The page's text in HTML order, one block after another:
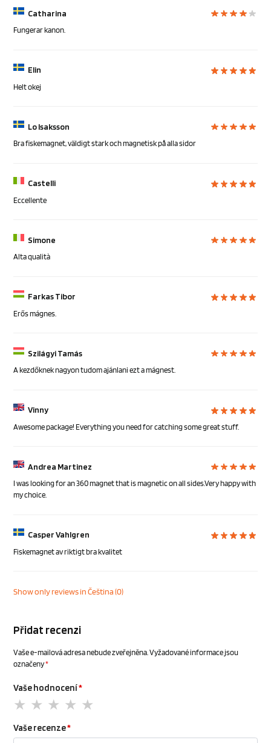
Catharina
Fungerar kanon.
Elin
Helt okej
Lo Isaksson
Bra fiskemagnet, väldigt stark och magnetisk på alla sidor
Castelli
Eccellente
Simone
Alta qualità
Farkas Tibor
Erős mágnes.
Szilágyi Tamás
A kezdőknek nagyon tudom ajánlani ezt a mágnest.
Vinny
Awesome package! Everything you need for catching some great stuff.
Andrea Martinez
I was looking for an 360 magnet that is magnetic on all sides.Very happy with
my choice.
Casper Vahlgren
Fiskemagnet av riktigt bra kvalitet
Show only reviews in Čeština (0)
Přidat recenzi
Vaše e-mailová adresa nebude zveřejněna.Vyžadované informace jsou
označeny*
Vaše hodnocení*
Vaše recenze*